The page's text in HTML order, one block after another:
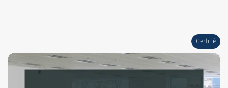
Certifié